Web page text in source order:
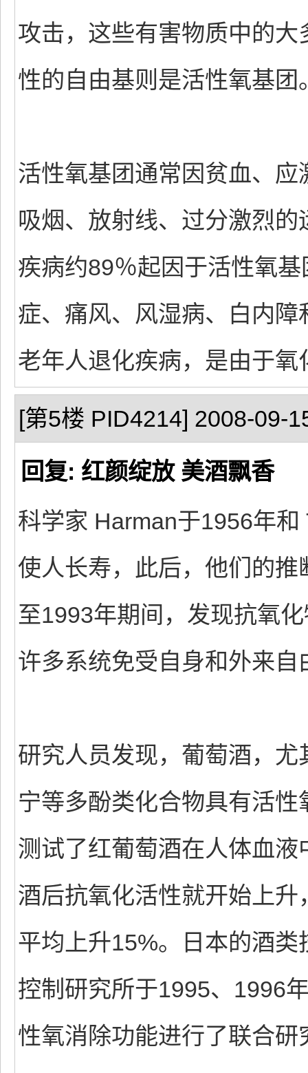
攻击，这些有害物质中的
性的自由基则是活性氧基团
活性氧基团通常因贫血、
吸烟、放射线、过分激烈
疾病约89％起因于活性氧
症、痛风、风湿病、白内
老年人退化疾病，是由于
[第5楼 PID4214] 2008-09-
回复: 红颜绽放 美酒飘香
科学家 Harman于1956年
使人长寿，此后，他们的
至1993年期间，发现抗氧
许多系统免受自身和外来自
研究人员发现，葡萄酒，
宁等多酚类化合物具有活
测试了红葡萄酒在人体血
酒后抗氧化活性就开始上
平均上升15%。日本的酒
控制研究所于1995、1996
性氧消除功能进行了联合